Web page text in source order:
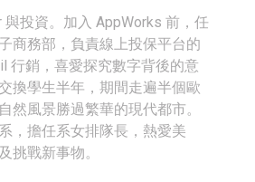
與投資。加入 AppWorks 前，任
商務部，負責線上投保平台的
行銷，喜愛探究數字背後的意
換學生半年，期間走遍半個歐
然風景勝過繁華的現代都市。
，擔任系女排隊長，熱愛美
挑戰新事物。